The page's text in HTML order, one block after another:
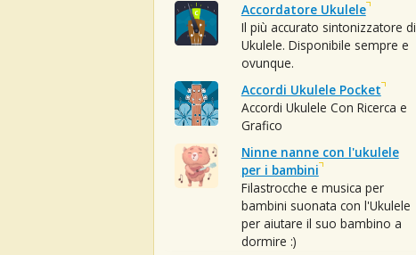
Accordatore Ukulele
Il più accurato sintonizzatore di
Ukulele. Disponibile sempre e
ovunque.
Accordi Ukulele Pocket
Accordi Ukulele Con Ricerca e
Grafico
Ninne nanne con l'ukulele
per i bambini
Filastrocche e musica per
bambini suonata con l'Ukulele
per aiutare il suo bambino a
dormire :)